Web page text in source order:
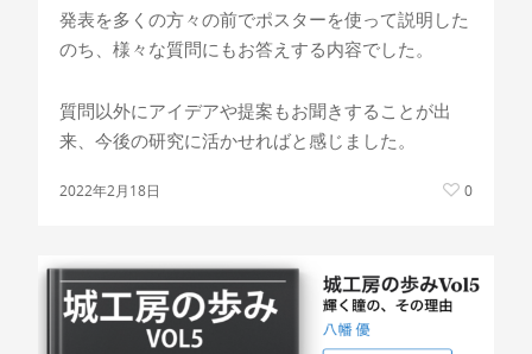
発表を多くの方々の前でポスターを使って説明した
のち、様々な質問にもお答えする内容でした。
質問以外にアイデアや提案もお聞きすることが出
来、今後の研究に活かせればと感じました。
2022年2月18日 0